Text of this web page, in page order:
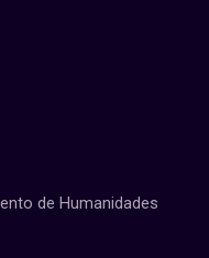
de Humanidades